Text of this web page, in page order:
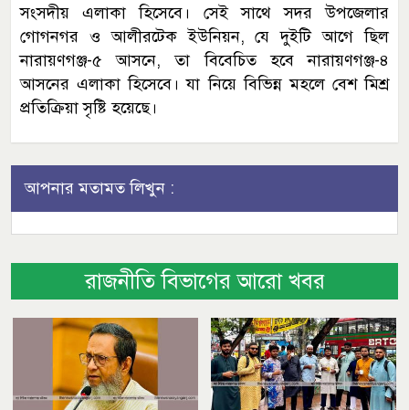
সংসদীয় এলাকা হিসেবে। সেই সাথে সদর উপজেলার
গোগনগর ও আলীরটেক ইউনিয়ন, যে দুইটি আগে ছিল
নারায়ণগঞ্জ-৫ আসনে, তা বিবেচিত হবে নারায়ণগঞ্জ-৪
আসনের এলাকা হিসেবে। যা নিয়ে বিভিন্ন মহলে বেশ মিশ্র
প্রতিক্রিয়া সৃষ্টি হয়েছে।
আপনার মতামত লিখুন :
রাজনীতি বিভাগের আরো খবর